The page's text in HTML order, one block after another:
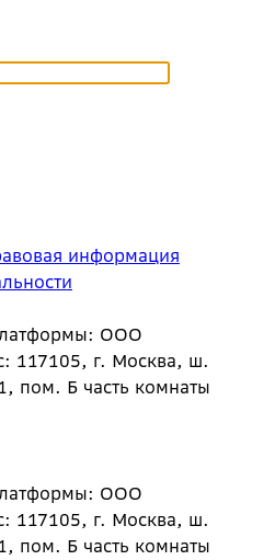
информация
ООО
117105, г. Москва, ш.
пом. Б часть комнаты
ООО
117105, г. Москва, ш.
пом. Б часть комнаты